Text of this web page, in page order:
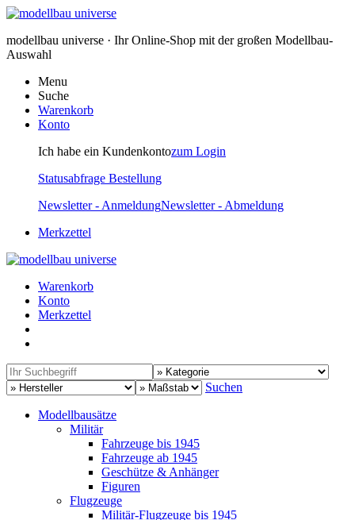
modellbau universe · Ihr Online-Shop mit der großen Modellbau-
Auswahl
Menu
Suche
Warenkorb
Konto
Ich habe ein Kundenkontozum Login
Statusabfrage Bestellung
Newsletter - AnmeldungNewsletter - Abmeldung
Merkzettel
Warenkorb
Konto
Merkzettel
Suchen
Modellbausätze
Militär
Fahrzeuge bis 1945
Fahrzeuge ab 1945
Geschütze & Anhänger
Figuren
Flugzeuge
Militär-Flugzeuge bis 1945